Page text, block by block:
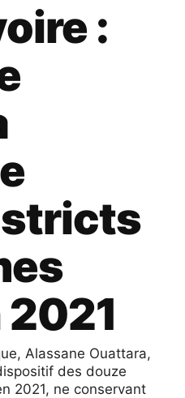
:
Alassane Ouattara,
des douze
2021, ne conservant